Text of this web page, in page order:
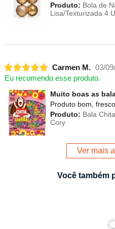
Produto: Bola de
Lisa/Texturizada 4
Carmen M. 03/
Eu recomendo esse produto.
Muito boas as
Produto bom, fresco
Produto: Bala
Cory
Ver mais
Você também